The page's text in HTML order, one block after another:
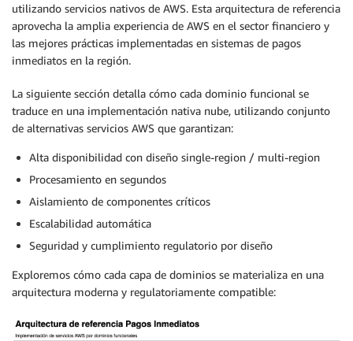
utilizando servicios nativos de AWS. Esta arquitectura de referencia
aprovecha la amplia experiencia de AWS en el sector financiero y
las mejores prácticas implementadas en sistemas de pagos
inmediatos en la región.
La siguiente sección detalla cómo cada dominio funcional se
traduce en una implementación nativa nube, utilizando conjunto
de alternativas servicios AWS que garantizan:
Alta disponibilidad con diseño single-region / multi-region
Procesamiento en segundos
Aislamiento de componentes críticos
Escalabilidad automática
Seguridad y cumplimiento regulatorio por diseño
Exploremos cómo cada capa de dominios se materializa en una
arquitectura moderna y regulatoriamente compatible: